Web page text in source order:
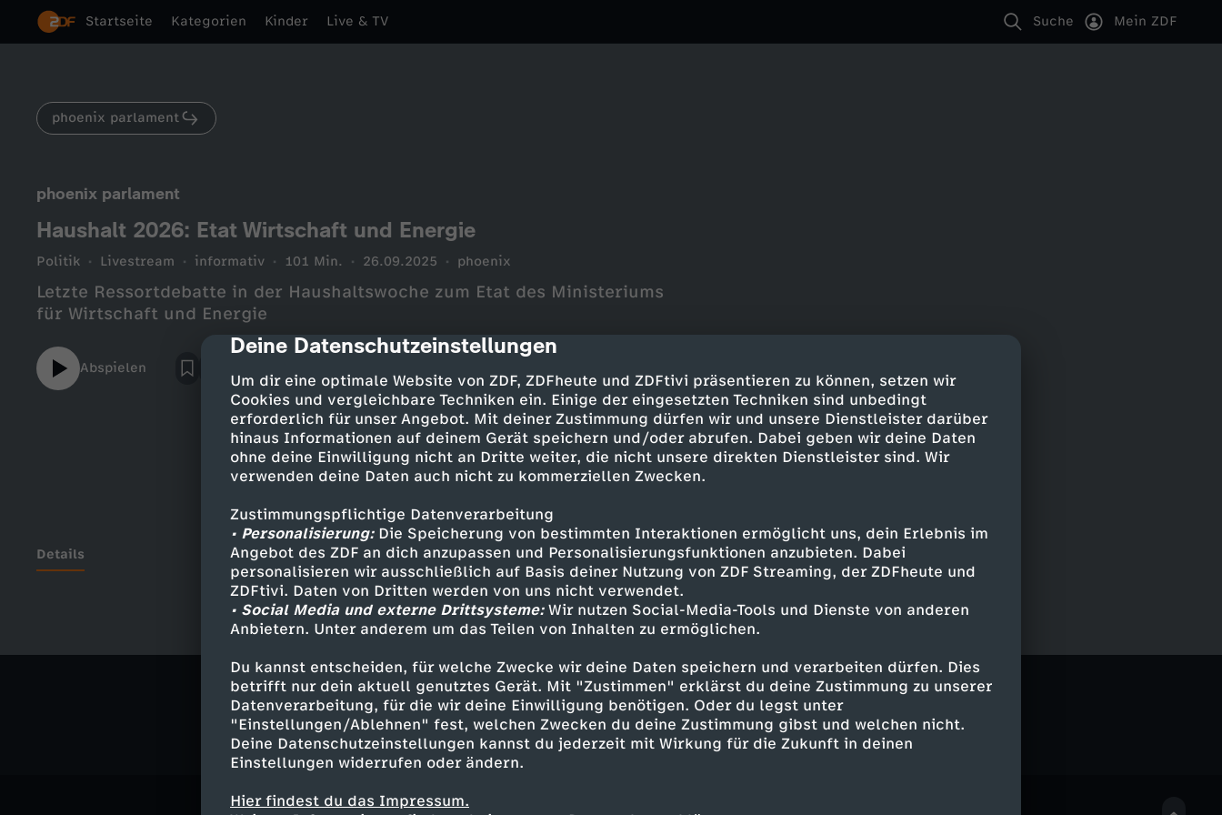
cmp-dialog-description
Deine Datenschutzeinstellungen
Um dir eine optimale Website von ZDF, ZDFheute und ZDFtivi präsentieren zu können, setzen wir
Cookies und vergleichbare Techniken ein. Einige der eingesetzten Techniken sind unbedingt
erforderlich für unser Angebot. Mit deiner Zustimmung dürfen wir und unsere Dienstleister darüber
hinaus Informationen auf deinem Gerät speichern und/oder abrufen. Dabei geben wir deine Daten
ohne deine Einwilligung nicht an Dritte weiter, die nicht unsere direkten Dienstleister sind. Wir
verwenden deine Daten auch nicht zu kommerziellen Zwecken.
Zustimmungspflichtige Datenverarbeitung
• Personalisierung:Die Speicherung von bestimmten Interaktionen ermöglicht uns, dein Erlebnis im
Angebot des ZDF an dich anzupassen und Personalisierungsfunktionen anzubieten. Dabei
personalisieren wir ausschließlich auf Basis deiner Nutzung von ZDF Streaming, der ZDFheute und
ZDFtivi. Daten von Dritten werden von uns nicht verwendet.
• Social Media und externe Drittsysteme:Wir nutzen Social-Media-Tools und Dienste von anderen
Anbietern. Unter anderem um das Teilen von Inhalten zu ermöglichen.
Du kannst entscheiden, für welche Zwecke wir deine Daten speichern und verarbeiten dürfen. Dies
betrifft nur dein aktuell genutztes Gerät. Mit "Zustimmen" erklärst du deine Zustimmung zu unserer
Datenverarbeitung, für die wir deine Einwilligung benötigen. Oder du legst unter
"Einstellungen/Ablehnen" fest, welchen Zwecken du deine Zustimmung gibst und welchen nicht.
Deine Datenschutzeinstellungen kannst du jederzeit mit Wirkung für die Zukunft in deinen
Einstellungen widerrufen oder ändern.
Hier findest du das Impressum.
Startseite Kategorien Kinder Live & TV Suche Mein ZDF
phoenix parlament
phoenix parlament
Haushalt 2026: Etat Wirtschaft und Energie
Politik Livestream informativ 101 Min. 26.09.2025 phoenix
Letzte Ressortdebatte in der Haushaltswoche zum Etat des Ministeriums
für Wirtschaft und Energie
Abspielen
Details
Ähnliche Inhalte entdecken
Politik Livestream informativ phoenix parlament